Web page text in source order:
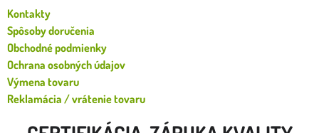
Kontakty
Spôsoby doručenia
Obchodné podmienky
Ochrana osobných údajov
Výmena tovaru
Reklamácia / vrátenie tovaru